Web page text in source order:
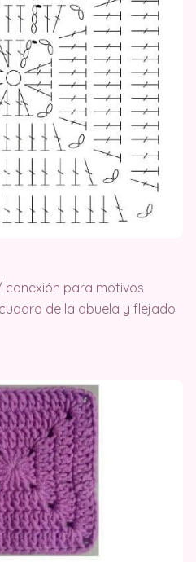
conexión para motivos
de la abuela y flejado